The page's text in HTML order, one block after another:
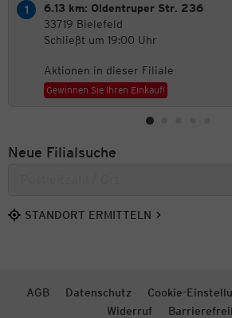
6.13 km: Oldentruper Str. 236
33719 Bielefeld
Schließt um 19:00 Uhr
Aktionen in dieser Filiale
Gewinnen Sie Ihren Einkauf!
Neue Filialsuche
STANDORT ERMITTELN
AGB Datenschutz Cookie-
Widerruf